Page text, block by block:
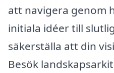
att navigera genom
initiala idéer till
säkerställa att din
Besök